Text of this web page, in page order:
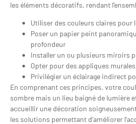
les éléments décoratifs, rendant
Utiliser des couleurs claires pour
Poser un papier peint
profondeur
Installer un ou plusieurs miroirs
Opter pour des appliques
Privilégier un éclairage indirect
En comprenant ces principes, votre
sombre mais un lieu baigné de lumière
accueillir une décoration
les solutions permettant d’améliorer